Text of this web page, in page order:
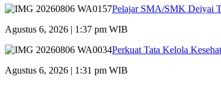
Pelajar SMA/SMK Deiyai
Agustus 6, 2026 | 1:37 pm WIB
Perkuat Tata Kelola
Agustus 6, 2026 | 1:31 pm WIB